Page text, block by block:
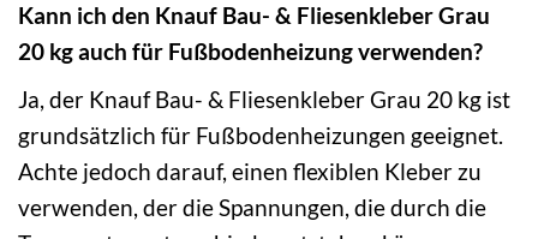
Kann ich den Knauf Bau- & Fliesenkleber Grau
20 kg auch für Fußbodenheizung verwenden?
Ja, der Knauf Bau- & Fliesenkleber Grau 20 kg ist
grundsätzlich für Fußbodenheizungen geeignet.
Achte jedoch darauf, einen flexiblen Kleber zu
verwenden, der die Spannungen, die durch die